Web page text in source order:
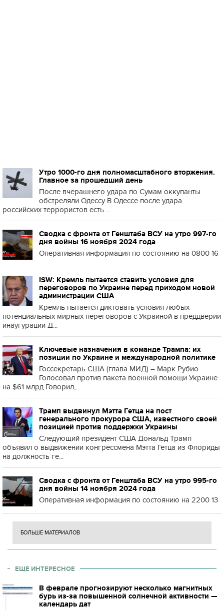
Утро 1000-го дня полномасштабного вторжения.
Главное за прошедший день
После вчерашнего удара по Сумам оккупанты
обстреляли Одессу В Одессе после удара
российских террористов есть ...
Сводка с фронта от Генштаба ВСУ на утро 997-го
дня войны 16 ноября 2024 года
Оперативная информация по состоянию на 0800 16
ISW: Кремль пытается ставить условия для
переговоров по Украине перед приходом новой
администрации США
Кремль пытается диктовать условия любых
потенциальных мирных переговоров с Украиной в преддверии
инаугурации Д...
Ключевые назначения в команде Трампа: их
позиции по Украине и международной политике
Госсекретарь США (глава МИД) – Марк Рубио
Голосовал против пакета военной помощи Украине
на $61 млрд Говорил,...
Трамп выдвинул Мэтта Гетца на пост
генерального прокурора США, известного своей
позицией против поддержки Украины
Следующий президент США Дональд Трамп
объявил о выдвижении конгрессмена Мэтта Гетца из Флориды
на должность ге...
Сводка с фронта от Генштаба ВСУ на утро 995-го
дня войны 14 ноября 2024 года
Оперативная информация по состоянию на 2200 13
БОЛЬШЕ МАТЕРИАЛОВ
ЕЩЕ ИНТЕРЕСНОЕ
В феврале прогнозируют несколько магнитных
бурь из-за повышенной солнечной активности —
календарь дат